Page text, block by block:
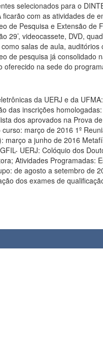
selecionados para o
com as atividades de
de Pesquisa e Extensão de
videocassete, DVD,
salas de aula,
de pesquisa já consolidado
na sede do
da UERJ e da
das inscrições
dos aprovados na Prova
março de 2016 1º
a junho de 2016
UERJ: Colóquio dos
Atividades Programadas:
de agosto a setembro de
dos exames de